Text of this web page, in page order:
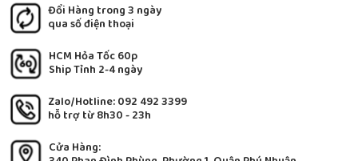
Đổi Hàng trong 3 ngày
qua số điện thoại
HCM Hỏa Tốc 60p
Ship Tỉnh 2-4 ngày
Zalo/Hotline: 092 492 3399
hỗ trợ từ 8h30 - 23h
Cửa Hàng: